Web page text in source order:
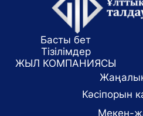
Басты бет
Тізілімдер
ЖЫЛ КОМПАНИЯСЫ
Кәсіпорын
Мекен-